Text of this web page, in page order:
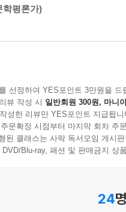
시가 과거의 한 시점으로
라는 것이 더 적절해 보인다.
하고 있기 때문이다.
수께끼의 죽음’
또 하나의 축은 공간적 배
밀실이 되어 버린 저택 안에
말했다. 역사란 “현재와 과
학평론가)
선정하여 YES포인트 3만원을 드
뷰 작성 시 일반회원 300원, 마니
성한 리뷰만 YES포인트 지급됩니
문확정 시점부터 마지막 회차 주
된 클래스는 사락 독서모임 게시
DVD/Blu-ray, 패션 및 판매금지 상
24